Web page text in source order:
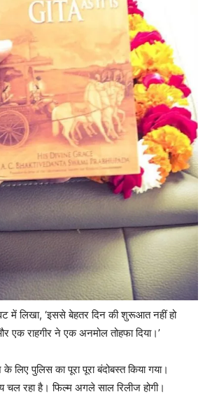
में लिखा, ‘इससे बेहतर दिन की शुरूआत नहीं हो
राहगीर ने एक अनमोल तोहफा दिया।’
लिए पुलिस का पूरा पूरा बंदोबस्‍त किया गया।
चल रहा है। फिल्‍म अगले साल रिलीज होगी।